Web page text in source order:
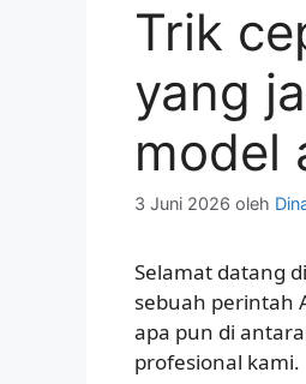
Trik
yang
model
3 Juni 2026 oleh
Selamat datang
sebuah perintah
apa pun di
profesional kami.